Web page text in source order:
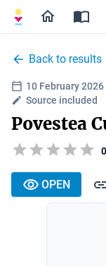
Back to results
10 February 2026
Source included
Povestea
0
OPEN